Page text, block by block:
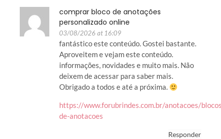
comprar bloco de anotações
personalizado online
03/08/2026 at 16:09
fantástico este conteúdo. Gostei bastante.
Aproveitem e vejam este conteúdo.
informações, novidades e muito mais. Não
deixem de acessar para saber mais.
Obrigado a todos e até a próxima.
https://www.forubrindes.com.br/anotacoes/
de-anotacoes
Responder